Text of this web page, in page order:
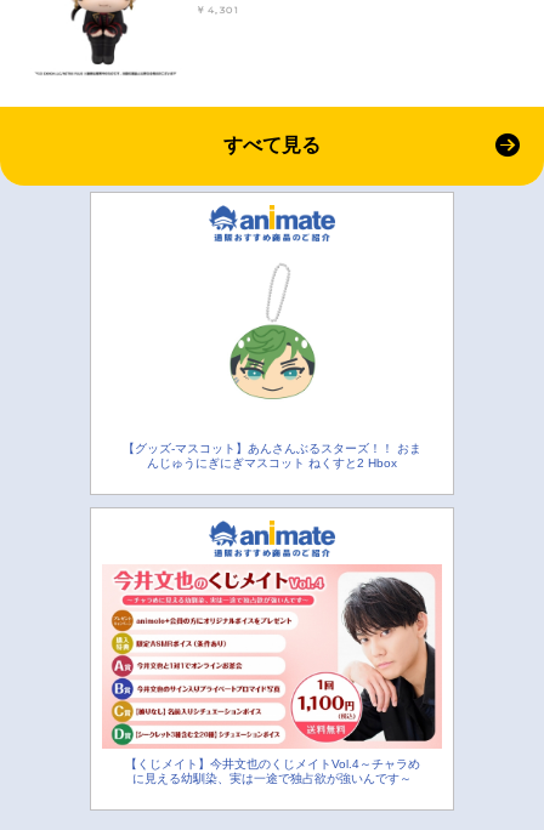
￥4,301
すべて見る
【グッズ-マスコット】あんさんぶるスターズ！！ おま
んじゅうにぎにぎマスコット ねくすと2 Hbox
【くじメイト】今井文也のくじメイトVol.4～チャラめ
に見える幼馴染、実は一途で独占欲が強いんです～